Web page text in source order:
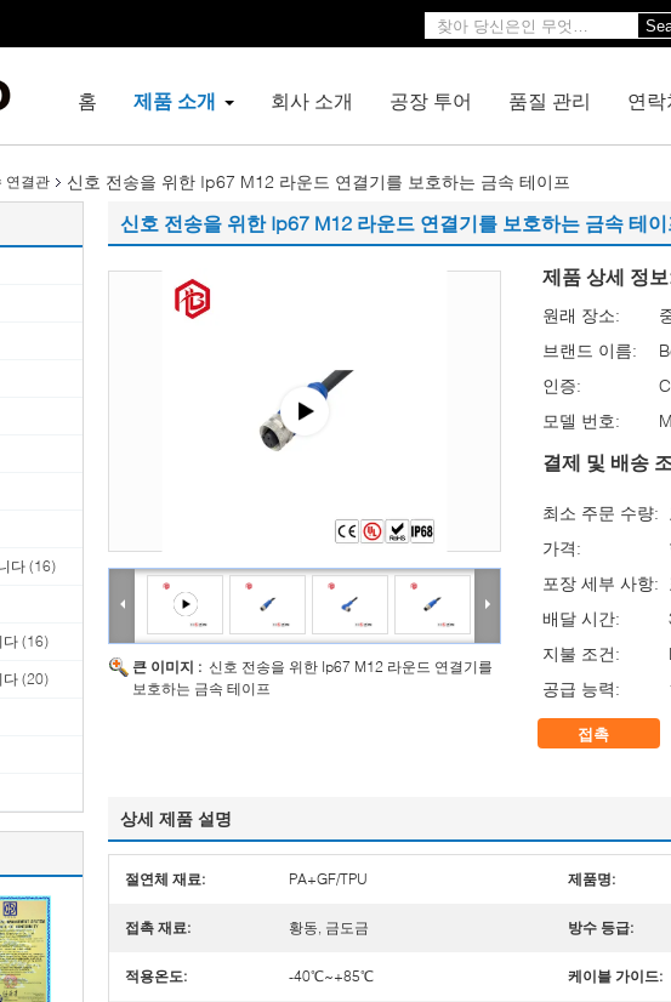
홈 제품 소개 회사 소개 공장 투어 품질 관리 연락
연결관 신호 전송을 위한 Ip67 M12 라운드 연결기를 보호하는 금속 테이프
다 (16)
다 (16)
다(20)
신호 전송을 위한 Ip67 M12 라운드 연결기를 보호하는 금속 테
큰 이미지 : 신호 전송을 위한 Ip67 M12 라운드 연결기를
보호하는 금속 테이프
제품 상세 정
원래 장소:
브랜드 이름:
인증:
모델 번호:
결제 및 배송
최소 주문 수량:
가격:
포장 세부 사항:
배달 시간:
지불 조건:
공급 능력:
접촉
상세 제품 설명
절연체 재료: PA+GF/TPU 제품명:
접촉 재료: 황동, 금도금 방수 등급:
적용온도: -40℃~+85℃ 케이블 가이드: